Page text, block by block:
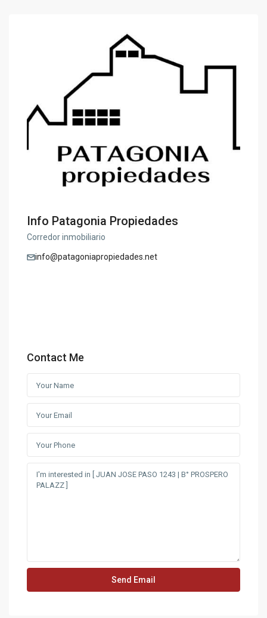
Info Patagonia Propiedades
Corredor inmobiliario
info@patagoniapropiedades.net
Contact Me